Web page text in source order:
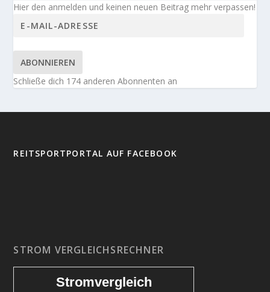
Hier den anmelden und keinen neuen Beitrag mehr verpassen!
ABONNIEREN
Schließe dich 174 anderen Abonnenten an
REITSPORTPORTAL AUF FACEBOOK
STROM VERGLEICHSRECHNER
Stromvergleich